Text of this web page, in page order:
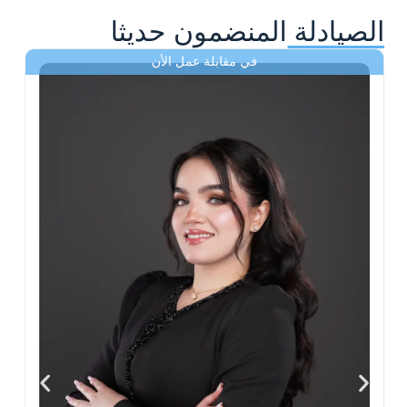
الصيادلة المنضمون حديثا
في مقابلة عمل الأن